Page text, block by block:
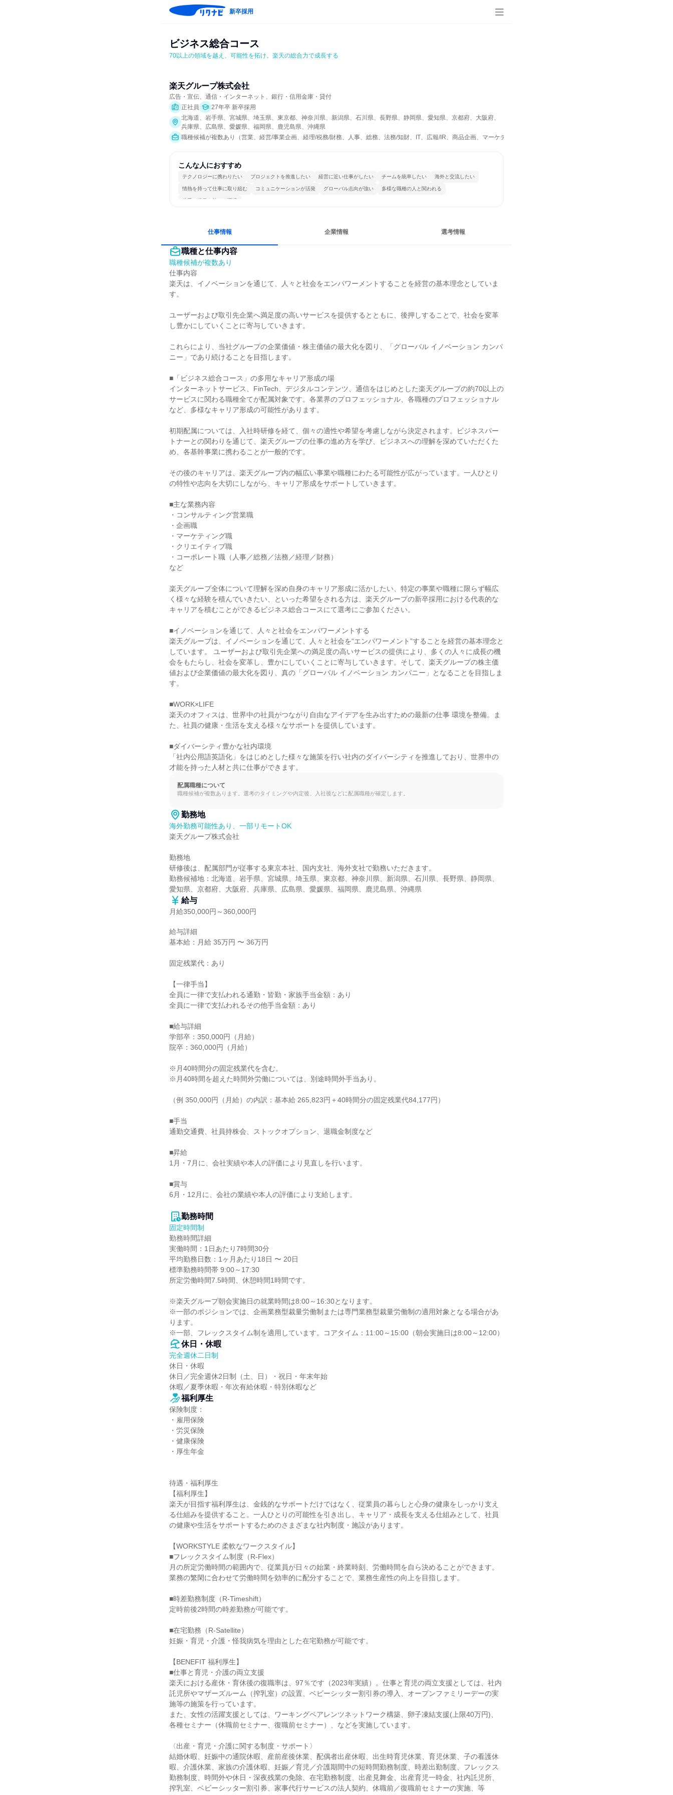
新卒採用
ビジネス総合コース
70以上の領域を越え、可能性を拓け。楽天の総合力で成長する
楽天グループ株式会社
広告・宣伝、通信・インターネット、銀行・信用金庫・貸付
正社員
27年卒 新卒採用
北海道、岩手県、宮城県、埼玉県、東京都、神奈川県、新潟県、石川県、長野県、静岡県、愛知県、京都府、大阪府、
兵庫県、広島県、愛媛県、福岡県、鹿児島県、沖縄県
職種候補が複数あり（営業、経営/事業企画、経理/税務/財務、人事、総務、法務/知財、IT、広報/IR、商品企画、マーケティング・広告・宣伝）
こんな人におすすめ
テクノロジーに携わりたい プロジェクトを推進したい 経営に近い仕事がしたい チームを統率したい 海外と交流したい
情熱を持って仕事に取り組む コミュニケーションが活発 グローバル志向が強い 多様な職種の人と関われる
若手が裁量を持てる環境
仕事情報 企業情報 選考情報
職種と仕事内容
職種候補が複数あり
仕事内容
楽天は、イノベーションを通じて、人々と社会をエンパワーメントすることを経営の基本理念としていま
す。
ユーザーおよび取引先企業へ満足度の高いサービスを提供するとともに、後押しすることで、社会を変革
し豊かにしていくことに寄与していきます。
これらにより、当社グループの企業価値・株主価値の最大化を図り、「グローバル イノベーション カンパ
ニー」であり続けることを目指します。
■「ビジネス総合コース」の多用なキャリア形成の場
インターネットサービス、FinTech、デジタルコンテンツ、通信をはじめとした楽天グループの約70以上の
サービスに関わる職種全てが配属対象です。各業界のプロフェッショナル、各職種のプロフェッショナル
など、多様なキャリア形成の可能性があります。
初期配属については、入社時研修を経て、個々の適性や希望を考慮しながら決定されます。ビジネスパー
トナーとの関わりを通じて、楽天グループの仕事の進め方を学び、ビジネスへの理解を深めていただくた
め、各基幹事業に携わることが一般的です。
その後のキャリアは、楽天グループ内の幅広い事業や職種にわたる可能性が広がっています。一人ひとり
の特性や志向を大切にしながら、キャリア形成をサポートしていきます。
■主な業務内容
・コンサルティング営業職
・企画職
・マーケティング職
・クリエイティブ職
・コーポレート職（人事／総務／法務／経理／財務）
など
楽天グループ全体について理解を深め自身のキャリア形成に活かしたい、特定の事業や職種に限らず幅広
く様々な経験を積んでいきたい、といった希望をされる方は、楽天グループの新卒採用における代表的な
キャリアを積むことができるビジネス総合コースにて選考にご参加ください。
■イノベーションを通じて、人々と社会をエンパワーメントする
楽天グループは、イノベーションを通じて、人々と社会を“エンパワーメント”することを経営の基本理念と
しています。 ユーザーおよび取引先企業への満足度の高いサービスの提供により、多くの人々に成長の機
会をもたらし、社会を変革し、豊かにしていくことに寄与していきます。そして、楽天グループの株主価
値および企業価値の最大化を図り、真の「グローバル イノベーション カンパニー」となることを目指しま
す。
■WORK×LIFE
楽天のオフィスは、世界中の社員がつながり自由なアイデアを生み出すための最新の仕事 環境を整備。ま
た、社員の健康・生活を支える様々なサポートを提供しています。
■ダイバーシティ豊かな社内環境
「社内公用語英語化」をはじめとした様々な施策を行い社内のダイバーシティを推進しており、世界中の
才能を持った人材と共に仕事ができます。
配属職種について
職種候補が複数あります。選考のタイミングや内定後、入社後などに配属職種が確定します。
勤務地
海外勤務可能性あり、一部リモートOK
楽天グループ株式会社
勤務地
研修後は、配属部門が従事する東京本社、国内支社、海外支社で勤務いただきます。
勤務候補地：北海道、岩手県、宮城県、埼玉県、東京都、神奈川県、新潟県、石川県、長野県、静岡県、
愛知県、京都府、大阪府、兵庫県、広島県、愛媛県、福岡県、鹿児島県、沖縄県
給与
月給350,000円～360,000円
給与詳細
基本給：月給 35万円 〜 36万円
固定残業代：あり
【一律手当】
全員に一律で支払われる通勤・皆勤・家族手当金額：あり
全員に一律で支払われるその他手当金額：あり
■給与詳細
学部卒：350,000円（月給）
院卒：360,000円（月給）
※月40時間分の固定残業代を含む。
※月40時間を超えた時間外労働については、別途時間外手当あり。
（例 350,000円（月給）の内訳：基本給 265,823円＋40時間分の固定残業代84,177円）
■手当
通勤交通費、社員持株会、ストックオプション、退職金制度など
■昇給
1月・7月に、会社実績や本人の評価により見直しを行います。
■賞与
6月・12月に、会社の業績や本人の評価により支給します。
勤務時間
固定時間制
勤務時間詳細
実働時間：1日あたり7時間30分
平均勤務日数：1ヶ月あたり18日 〜 20日
標準勤務時間帯 9:00～17:30
所定労働時間7.5時間、休憩時間1時間です。
※楽天グループ朝会実施日の就業時間は8:00～16:30となります。
※一部のポジションでは、企画業務型裁量労働制または専門業務型裁量労働制の適用対象となる場合があ
ります。
※一部、フレックスタイム制を適用しています。コアタイム：11:00～15:00（朝会実施日は8:00～12:00）
休日・休暇
完全週休二日制
休日・休暇
休日／完全週休2日制（土、日）・祝日・年末年始
休暇／夏季休暇・年次有給休暇・特別休暇など
福利厚生
保険制度：
・雇用保険
・労災保険
・健康保険
・厚生年金
待遇・福利厚生
【福利厚生】
楽天が目指す福利厚生は、金銭的なサポートだけではなく、従業員の暮らしと心身の健康をしっかり支え
る仕組みを提供すること。一人ひとりの可能性を引き出し、キャリア・成長を支える仕組みとして、社員
の健康や生活をサポートするためのさまざまな社内制度・施設があります。
【WORKSTYLE 柔軟なワークスタイル】
■フレックスタイム制度（R-Flex）
月の所定労働時間の範囲内で、従業員が日々の始業・終業時刻、労働時間を自ら決めることができます。
業務の繁閑に合わせて労働時間を効率的に配分することで、業務生産性の向上を目指します。
■時差勤務制度（R-Timeshift）
定時前後2時間の時差勤務が可能です。
■在宅勤務（R-Satellite）
妊娠・育児・介護・怪我病気を理由とした在宅勤務が可能です。
【BENEFIT 福利厚生】
■仕事と育児・介護の両立支援
楽天における産休・育休後の復職率は、97％です（2023年実績）。仕事と育児の両立支援としては、社内
託児所やマザーズルーム（搾乳室）の設置、ベビーシッター割引券の導入、オープンファミリーデーの実
施等の施策を行っています。
また、女性の活躍支援としては、ワーキングペアレンツネットワーク構築、卵子凍結支援(上限40万円)、
各種セミナー（休職前セミナー、復職前セミナー）、などを実施しています。
〈出産・育児・介護に関する制度・サポート〉
結婚休暇、妊娠中の通院休暇、産前産後休業、配偶者出産休暇、出生時育児休業、育児休業、子の看護休
暇、介護休業、家族の介護休暇、妊娠／育児／介護期間中の短時間勤務制度、時差出勤制度、フレックス
勤務制度、時間外や休日・深夜残業の免除、在宅勤務制度、出産見舞金、出産育児一時金、社内託児所、
搾乳室、ベビーシッター割引券、家事代行サービスの法人契約、休職前／復職前セミナーの実施、等